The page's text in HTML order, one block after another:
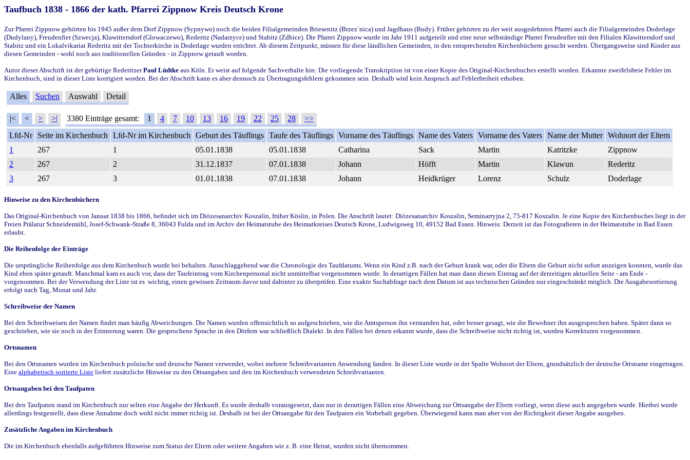
Taufbuch 1838 - 1866 der kath. Pfarrei Zippnow Kreis Deutsch Krone
Zur Pfarrei Zippnow gehörten bis 1945 außer dem Dorf Zippnow (Sypnywo) noch die beiden Filialgemeinden Briesenitz (Brzez`nica) und Jagdhaus (Budy). Früher gehörten zu der weit ausgedehnten Pfarrei auch die Filialgemeinden Doderlage
(Dudylany), Freudenfier (Szwecja), Klawittersdorf (Glowaczewo), Rederitz (Nadarzyce) und Stabitz (Zdbice). Die Pfarrei Zippnow wurde im Jahr 1911 aufgeteilt und eine neue selbständige Pfarrei Freudenfier mit den Filialen Klawittersdorf und
Stabitz und ein Lokalvikariat Rederitz mit der Tochterkirche in Doderlage wurden errichtet. Ab diesem Zeitpunkt, müssen für diese ländlichen Gemeinden, in den entsprechenden Kirchenbüchern gesucht werden. Übergangsweise sind Kinder aus
diesen Gemeinden - wohl noch aus traditionellen Gründen - in Zippnow getauft worden.
Autor dieser Abschrift ist der gebürtige RederitzerPaul Lüdtke aus Köln. Er weist auf folgende Sachverhalte hin: Die vorliegende Transkription ist von einer Kopie des Original-Kirchenbuches erstellt worden. Erkannte zweifelsfreie Fehler im
Kirchenbuch, sind in dieser Liste korrigiert worden. Bei der Abschrift kann es aber dennoch zu Übertragungsfehlern gekommen sein. Deshalb wird kein Anspruch auf Fehlerfreiheit erhoben.
Alles Suchen Auswahl Detail
|< < > >| 3380 Einträge gesamt: 1 4 7 10 13 16 19 22 25 28
>>
Lfd-Nr
Seite im Kirchenbuch Lfd-Nr im Kirchenbuch Geburt des Täuflings Taufe des Täuflings Vorname des Täuflings Name des Vaters Vorname des Vaters Name der Mutter Wohnort der Eltern
1
267 1 05.01.1838 05.01.1838 Catharina Sack Martin Katritzke
Zippnow
2
267 2 31.12.1837 07.01.1838 Johann Höfft Martin Klawun
Rederitz
3
267 3 01.01.1838 07.01.1838 Johann Heidkrüger Lorenz Schulz Doderlage
Hinweise zu den Kirchenbüchern
Das Original-Kirchenbuch von Januar 1838 bis 1866, befindet sich im Diözesanarchiv Koszalin, früher Köslin, in Polen. Die Anschrift lautet: Diözesanarchiv Koszalin, Seminarryjna 2, 75-817 Koszalin. Je eine Kopie des Kirchenbuches liegt in der
Freien Prälatur Schneidemühl, Josef-Schwank-Straße 8, 36043 Fulda und im Archiv der Heimatstube des Heimatkreises Deutsch Krone, Ludwigsweg 10, 49152 Bad Essen. Hinweis: Derzeit ist das Fotografieren in der Heimatstube in Bad Essen
erlaubt.
Die Reihenfolge der Einträge
Die ursprüngliche Reihenfolge aus dem Kirchenbuch wurde bei behalten. Ausschlaggebend war die Chronologie des Taufdatums. Wenn ein Kind z.B. nach der Geburt krank war, oder die Eltern die Geburt nicht sofort anzeigen konnten, wurde das
Kind eben später getauft. Manchmal kam es auch vor, dass der Taufeintrag vom Kirchenpersonal nicht unmittelbar vorgenommen wurde. In derartigen Fällen hat man dann diesen Eintrag auf der derzeitigen aktuellen Seite - am Ende -
vorgenommen. Bei der Verwendung der Liste ist es wichtig, einen gewissen Zeitraum davor und dahinter zu überprüfen. Eine exakte Suchabfrage nach dem Datum ist aus technischen Gründen nur eingeschränkt möglich. Die Ausgabesortierung
erfolgt nach Tag, Monat und Jahr.
Schreibweise der Namen
Bei den Schreibweisen der Namen findet man häufig Abweichungen. Die Namen wurden offensichtlich so aufgeschrieben, wie die Amtsperson ihn verstanden hat, oder besser gesagt, wie die Bewohner ihn ausgesprochen haben. Später dann so
geschrieben, wie sie noch in der Erinnerung waren. Die gesprochene Sprache in den Dörfern war schließlich Dialekt. In den Fällen bei denen erkannt wurde, dass die Schreibweise nicht richtig ist, wurden Korrekturen vorgenommen.
Ortsnamen
Bei den Ortsnamen wurden im Kirchenbuch polnische und deutsche Namen verwendet, wobei mehrere Schreibvarianten Anwendung fanden. In dieser Liste wurde in der Spalte Wohnort der Eltern, grundsätzlich der deutsche Ortsname eingetragen.
Eine alphabetisch sortierte Liste liefert zusätzliche Hinweise zu den Ortsangaben und den im Kirchenbuch verwendeten Schreibvarianten.
Ortsangaben bei den Taufpaten
Bei den Taufpaten stand im Kirchenbuch nur selten eine Angabe der Herkunft. Es wurde deshalb vorausgesetzt, dass nur in derartigen Fällen eine Abweichung zur Ortsangabe der Eltern vorliegt, wenn diese auch angegeben wurde. Hierbei wurde
allerdings festgestellt, dass diese Annahme doch wohl nicht immer richtig ist. Deshalb ist bei der Ortsangabe für den Taufpaten ein Vorbehalt gegeben. Überwiegend kann man aber von der Richtigkeit dieser Angabe ausgehen.
Zusätzliche Angaben im Kirchenbuch
Die im Kirchenbuch ebenfalls aufgeführten Hinweise zum Status der Eltern oder weitere Angaben wie z. B. eine Heirat, wurden nicht übernommen.